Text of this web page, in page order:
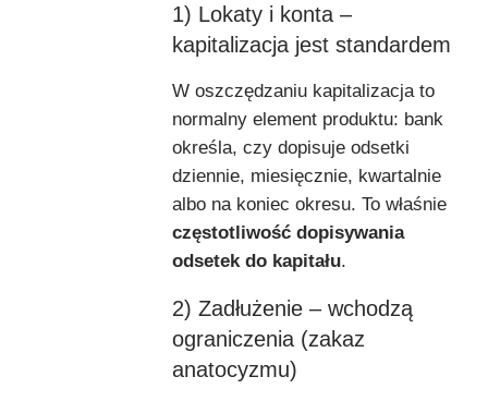
1) Lokaty i konta –
kapitalizacja jest standardem
W oszczędzaniu kapitalizacja to
normalny element produktu: bank
określa, czy dopisuje odsetki
dziennie, miesięcznie, kwartalnie
albo na koniec okresu. To właśnie
częstotliwość dopisywania
odsetek do kapitału.
2) Zadłużenie – wchodzą
ograniczenia (zakaz
anatocyzmu)